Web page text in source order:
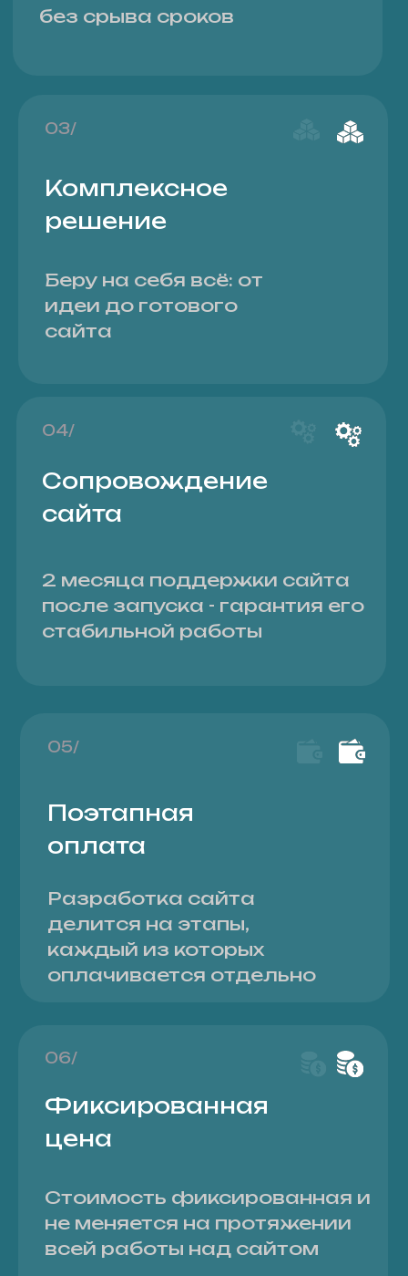
Стоимость фиксированная и
не меняется на протяжении
всей работы над сайтом
Фиксированная
06/
оплачивается отдельно
Поэтапная
Гипотеза
Я начинаю с анализа: почему клиенты
нужно улучшить. Дальше создаю
структуру и сценарии поведения
пользователя, убираем лишнее. В
СОЗДАЮ НЕ САЙТЫ, А
БИЗНЕСА
Обсудить проект